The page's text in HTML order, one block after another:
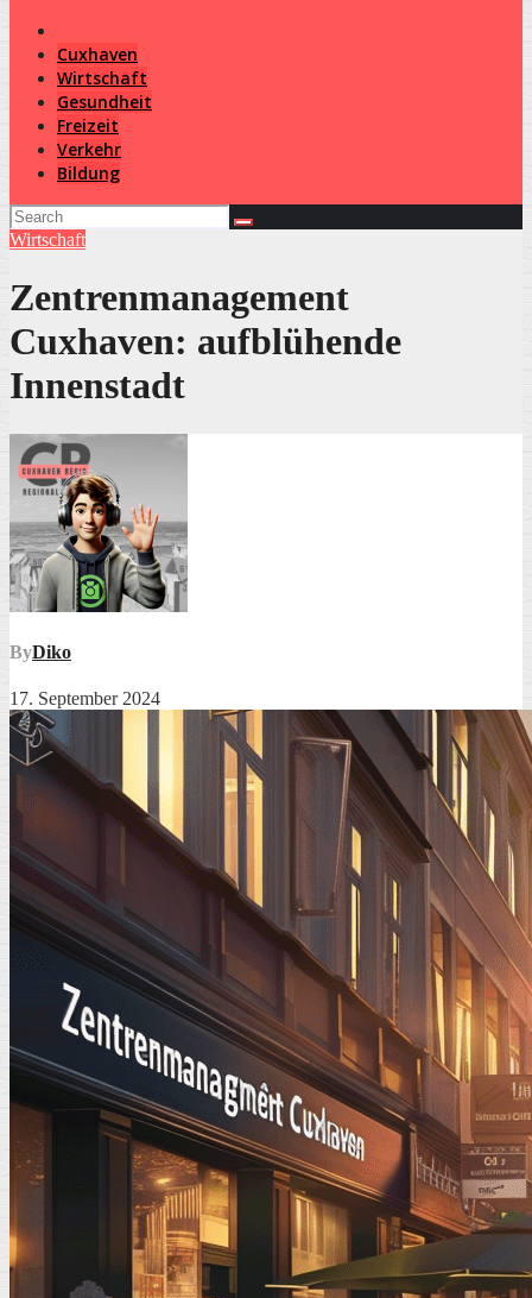
Cuxhaven
Wirtschaft
Gesundheit
Freizeit
Verkehr
Bildung
Wirtschaft
Zentrenmanagement
Cuxhaven: aufblühende
Innenstadt
ByDiko
17. September 2024